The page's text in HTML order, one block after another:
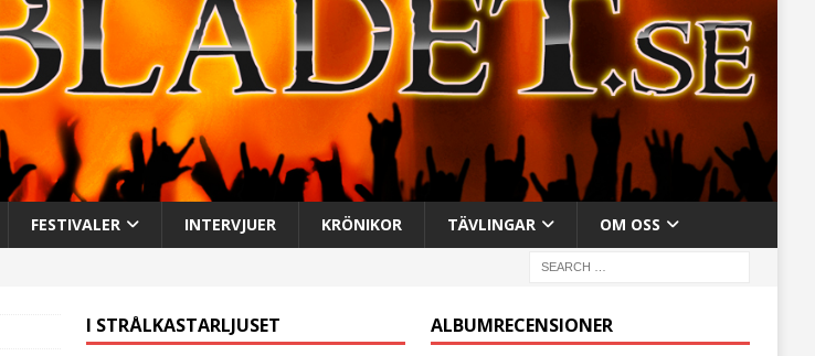
FESTIVALER INTERVJUER KRÖNIKOR TÄVLINGAR OM OSS
I STRÅLKASTARLJUSET ALBUMRECENSIONER